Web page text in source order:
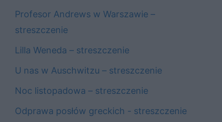
Profesor Andrews w Warszawie –
streszczenie
Lilla Weneda – streszczenie
U nas w Auschwitzu – streszczenie
Noc listopadowa – streszczenie
Odprawa posłów greckich - streszczenie